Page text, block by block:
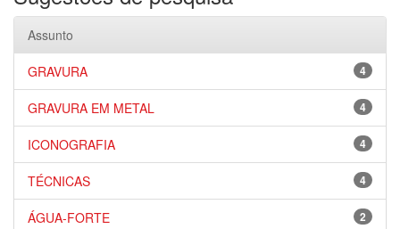
Assunto
4
GRAVURA
4
GRAVURA EM METAL
4
ICONOGRAFIA
4
TÉCNICAS
2
ÁGUA-FORTE